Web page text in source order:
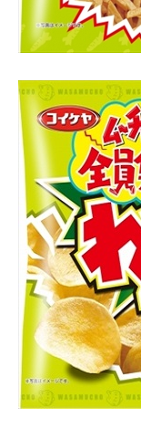
ITエンジニア向け
企業向けIT製品の
IT製品の技術・比
製造業のIT導入・
モノづくり技術者
エレクトロニクス
電子設計の基本と
エネルギーの専門
建設×テクノロジ
ちょっと気になる